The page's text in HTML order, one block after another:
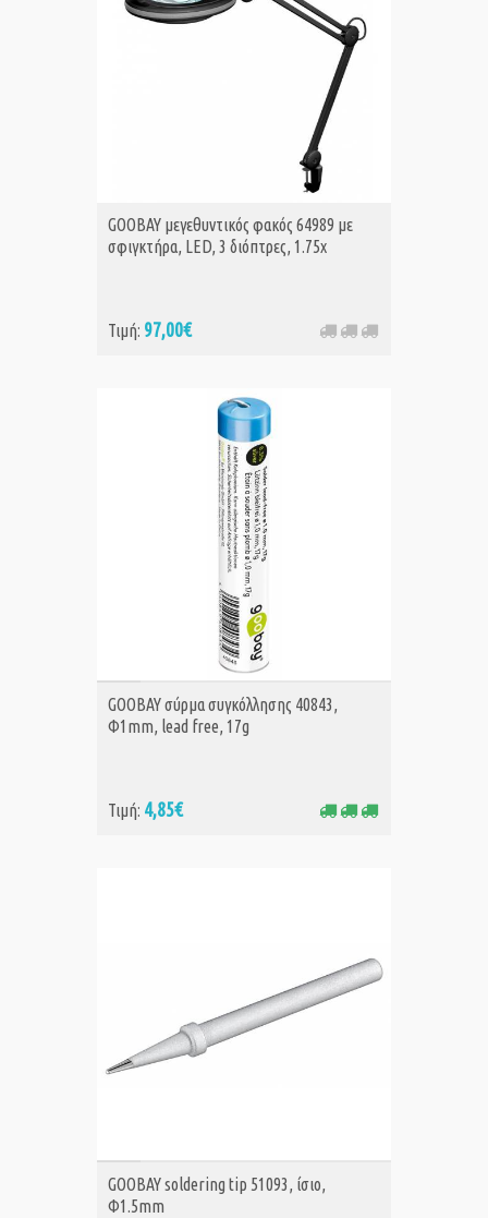
GOOBAY μεγεθυντικός φακός 64989 με
σφιγκτήρα, LED, 3 διόπτρες, 1.75x
Τιμή: 97,00€
ΑΓΟΡΑ
GOOBAY σύρμα συγκόλλησης 40843,
Φ1mm, lead free, 17g
Τιμή: 4,85€
ΑΓΟΡΑ
GOOBAY soldering tip 51093, ίσιο,
Φ1.5mm